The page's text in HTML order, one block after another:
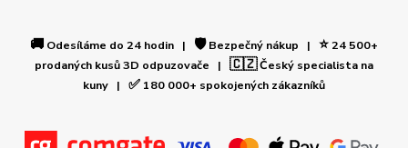
🚚 Odesíláme do 24 hodin | 🛡️Bezpečný nákup | ⭐24 500+
prodaných kusů 3D odpuzovače | 🇨🇿Český specialista na
kuny | ✅ 180 000+ spokojených zákazníků